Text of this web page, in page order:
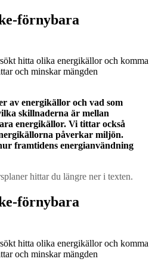
förnybara
hitta olika energikällor och komma
och minskar mängden
av energikällor och vad som
skillnaderna är mellan
energikällor. Vi tittar också
påverkar miljön.
framtidens energianvändning
hittar du längre ner i texten.
förnybara
hitta olika energikällor och komma
och minskar mängden